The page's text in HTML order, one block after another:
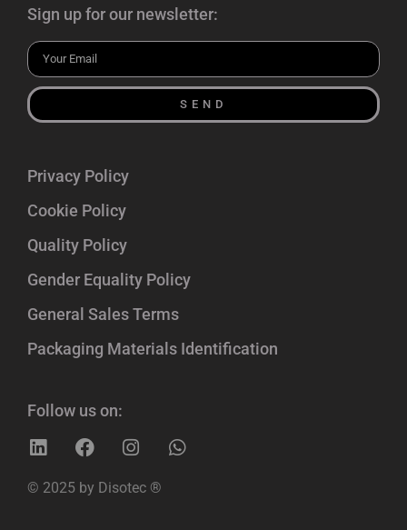
Sign up for our newsletter:
SEND
Privacy Policy
Cookie Policy
Quality Policy
Gender Equality Policy
General Sales Terms
Packaging Materials Identification
Follow us on:
© 2025 by Disotec ®